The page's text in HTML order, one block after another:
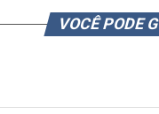
VOCÊ PODE